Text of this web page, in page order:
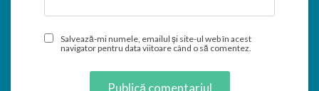
Salvează-mi numele, emailul și site-ul web în acest
navigator pentru data viitoare când o să comentez.